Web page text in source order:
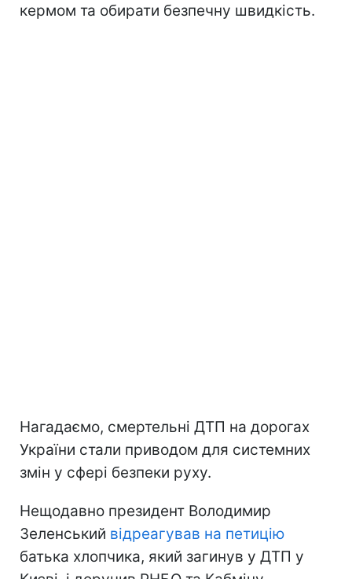
кермом та обирати безпечну швидкість.
Нагадаємо, смертельні ДТП на дорогах
України стали приводом для системних
змін у сфері безпеки руху.
Нещодавно президент Володимир
Зеленський відреагував на петицію
батька хлопчика, який загинув у ДТП у